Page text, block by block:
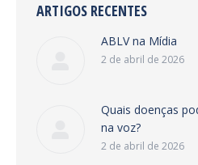
ARTIGOS RECENTES
ABLV na Mídia
2 de abril de 2026
Quais doenças
na voz?
2 de abril de 2026